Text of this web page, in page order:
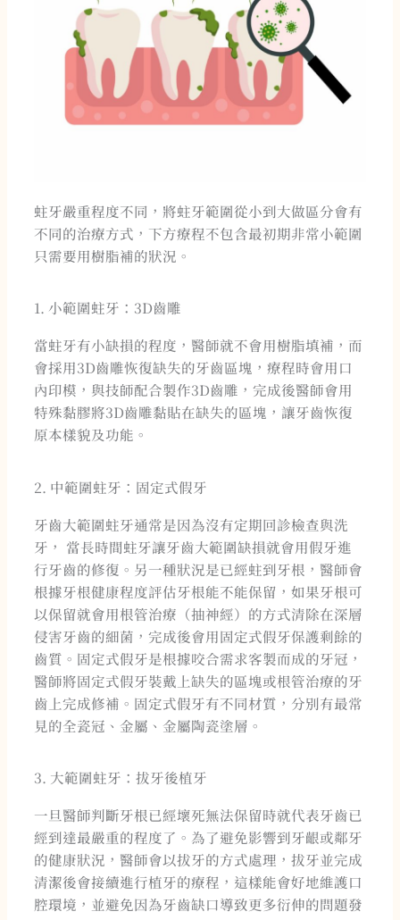
蛀牙嚴重程度不同，將蛀牙範圍從小到大做區分會有
不同的治療方式，下方療程不包含最初期非常小範圍
只需要用樹脂補的狀況。
1. 小範圍蛀牙：3D齒雕
當蛀牙有小缺損的程度，醫師就不會用樹脂填補，而
會採用3D齒雕恢復缺失的牙齒區塊，療程時會用口
內印模，與技師配合製作3D齒雕，完成後醫師會用
特殊黏膠將3D齒雕黏貼在缺失的區塊，讓牙齒恢復
原本樣貌及功能。
2. 中範圍蛀牙：固定式假牙
牙齒大範圍蛀牙通常是因為沒有定期回診檢查與洗
牙， 當長時間蛀牙讓牙齒大範圍缺損就會用假牙進
行牙齒的修復。另一種狀況是已經蛀到牙根，醫師會
根據牙根健康程度評估牙根能不能保留，如果牙根可
以保留就會用根管治療（抽神經）的方式清除在深層
侵害牙齒的細菌，完成後會用固定式假牙保護剩餘的
齒質。固定式假牙是根據咬合需求客製而成的牙冠，
醫師將固定式假牙裝戴上缺失的區塊或根管治療的牙
齒上完成修補。固定式假牙有不同材質，分別有最常
見的全瓷冠、金屬、金屬陶瓷塗層。
3. 大範圍蛀牙：拔牙後植牙
一旦醫師判斷牙根已經壞死無法保留時就代表牙齒已
經到達最嚴重的程度了。為了避免影響到牙齦或鄰牙
的健康狀況，醫師會以拔牙的方式處理，拔牙並完成
清潔後會接續進行植牙的療程，這樣能會好地維護口
腔環境，並避免因為牙齒缺口導致更多衍伸的問題發